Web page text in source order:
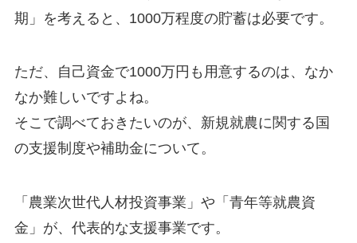
期」 を考えると、1000万程度の貯蓄は必要です。
ただ、自己資金で1000万円も用意するのは、なか
なか難しいですよね。
そこで調べておきたいのが、 新規就農に関する国
の支援制度や補助金について。
「農業次世代人材投資事業」 や 「青年等就農資
金」 が、代表的な支援事業です。